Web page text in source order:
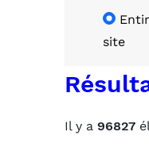
site
Il y a 96827